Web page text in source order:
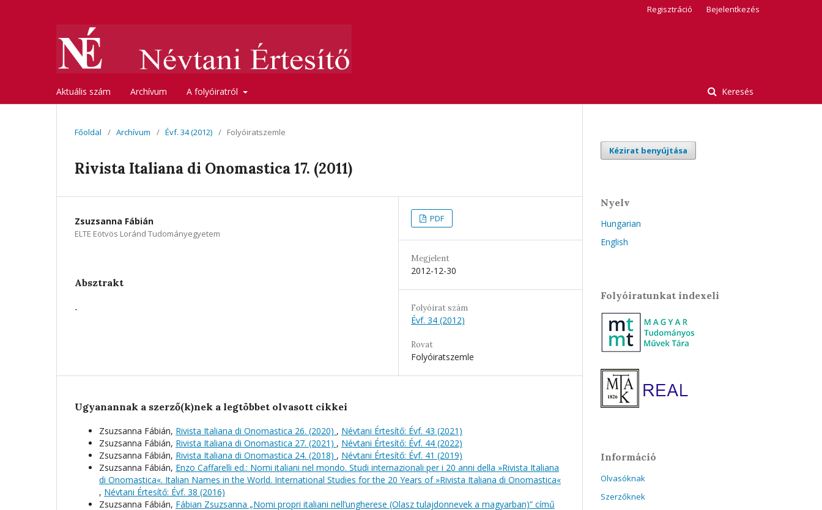
Aktuális szám Archívum A folyóiratról Keresés
Regisztráció Bejelentkezés
Főoldal / Archívum / Évf. 34 (2012) / Folyóiratszemle
Rivista Italiana di Onomastica 17. (2011)
Zsuzsanna Fábián
ELTE Eötvös Loránd Tudományegyetem
Absztrakt
-
PDF
Megjelent
2012-12-30
Folyóirat szám
Évf. 34 (2012)
Rovat
Folyóiratszemle
Ugyanannak a szerző(k)nek a legtöbbet olvasott cikkei
Zsuzsanna Fábián, Rivista Italiana di Onomastica 26. (2020) , Névtani Értesítő: Évf. 43 (2021)
Zsuzsanna Fábián, Rivista Italiana di Onomastica 27. (2021) , Névtani Értesítő: Évf. 44 (2022)
Zsuzsanna Fábián, Rivista Italiana di Onomastica 24. (2018) , Névtani Értesítő: Évf. 41 (2019)
Zsuzsanna Fábián, Enzo Caffarelli ed.: Nomi italiani nel mondo. Studi internazionali per i 20 anni della »Rivista Italiana
di Onomastica«. Italian Names in the World. International Studies for the 20 Years of »Rivista Italiana di Onomastica«
, Névtani Értesítő: Évf. 38 (2016)
Zsuzsanna Fábián, Fábian Zsuzsanna „Nomi propri italiani nell’ungherese (Olasz tulajdonnevek a magyarban)” című
Kézirat benyújtása
Nyelv
Hungarian
English
Folyóiratunkat indexeli
Információ
Olvasóknak
Szerzőknek